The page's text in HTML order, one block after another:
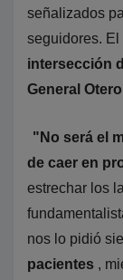
señalizados
seguidores.
intersección
General Otero
"No será el
de caer en
estrechar los
nos lo pidió
pacientes ,